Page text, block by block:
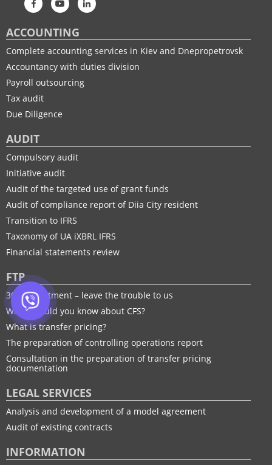
ACCOUNTING
Complete accounting services in Kiev and Dnepropetrovsk
Accountancy with duties division
Payroll outsourcing
Tax audit
Due Diligence
AUDIT
Compulsory audit
Initiative audit
Audit of the targeted use of grant funds
Audit of compliance report of Diia City resident
Transition to IFRS
Taxonomy of UA іXBRL IFRS
Financial statements review
FTP
30% adjustment – leave the trouble to us
What should you know about CFS?
What is transfer pricing?
The preparation of controlling operations report
Consultation in the preparation of transfer pricing
documentation
LEGAL SERVICES
Analysis and development of a model agreement
Audit of existing contracts
INFORMATION